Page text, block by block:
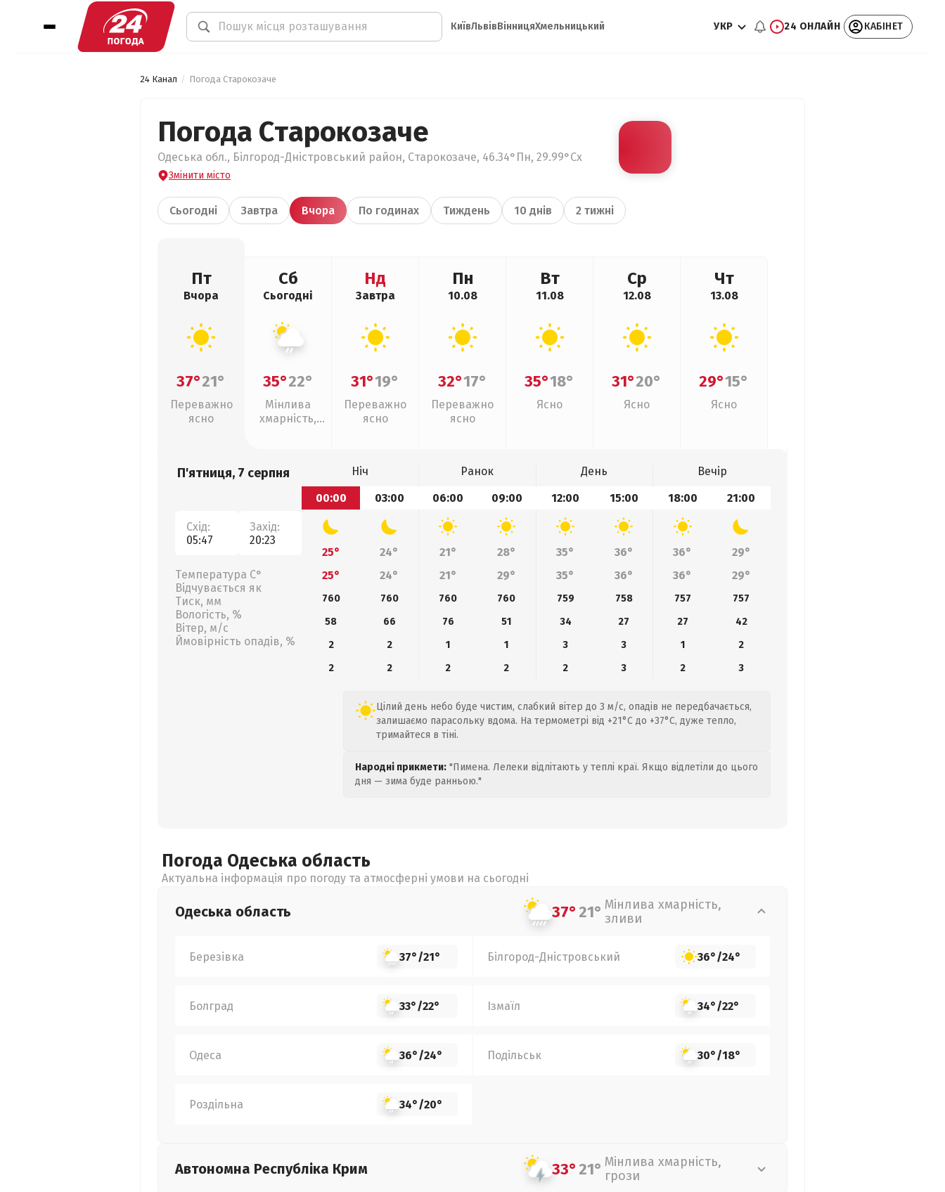
КиївЛьвівВінницяХмельницький УКР 24 ОНЛАЙН КАБІНЕТ
24 Канал Погода Старокозаче
Погода Старокозаче
Одеська обл., Білгород-Дністровський район, Старокозаче, 46.34°Пн, 29.99°Сх
Змінити місто
Сьогодні Завтра Вчора По годинах Тиждень 10 днів 2 тижні
Пт
Вчора
37°21°
Переважно
ясно
Сб
Сьогодні
35°22°
Мінлива
хмарність,
Нд
Завтра
31°19°
Переважно
ясно
Пн
10.08
32°17°
Переважно
ясно
Вт
11.08
35°18°
Ясно
Ср
12.08
31°20°
Ясно
Чт
13.08
29°15°
Ясно
П'ятниця, 7 серпня
Схід:
05:47
Захід:
20:23
Температура С°
Відчувається як
Тиск, мм
Вологість, %
Вітер, м/с
Ймовірність опадів, %
Ніч Ранок День
Вечір
00:00
03:00 06:00 09:00 12:00 15:00 18:00 21:00
25° 24° 21° 28° 35° 36° 36°
29°
25°
24° 21° 29° 35° 36° 36° 29°
760 760 760 760 759 758 757
757
58
66 76 51 34 27 27
42
2
2 1 1 3 3 1
2
2
2 2 2 2 3 2 3
Цілий день небо буде чистим, слабкий вітер до 3 м/с, опадів не передбачається,
залишаємо парасольку вдома. На термометрі від +21°C до +37°C, дуже тепло,
тримайтеся в тіні.
Народні прикмети: "Пимена. Лелеки відлітають у теплі краї. Якщо відлетіли до цього
дня — зима буде ранньою."
Погода Одеська область
Актуальна інформація про погоду та атмосферні умови на сьогодні
Одеська область 37°21° Мінлива хмарність,
зливи
Березівка 37°/21° Білгород-Дністровський 36°/24°
Болград 33°/22° Ізмаїл 34°/22°
Одеса 36°/24° Подільськ 30°/18°
Роздільна 34°/20°
Автономна Республіка Крим 33°21° Мінлива хмарність,
грози